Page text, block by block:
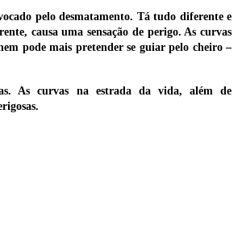
pelo desmatamento. Tá tudo diferente e
causa uma sensação de perigo. As curvas
pode mais pretender se guiar pelo cheiro –
As curvas na estrada da vida, além de